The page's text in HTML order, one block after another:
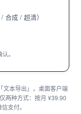
合成 / 超清）
。
文本导出」，桌面客户端
两种方式：按月 ¥39.90
支付。